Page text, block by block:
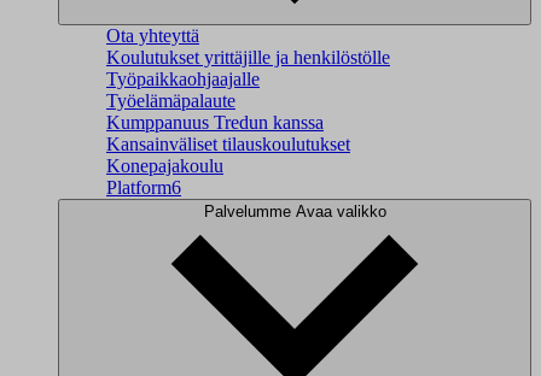
Ota yhteyttä
Koulutukset yrittäjille ja henkilöstölle
Työpaikkaohjaajalle
Työelämäpalaute
Kumppanuus Tredun kanssa
Kansainväliset tilauskoulutukset
Konepajakoulu
Platform6
Palvelumme Avaa valikko